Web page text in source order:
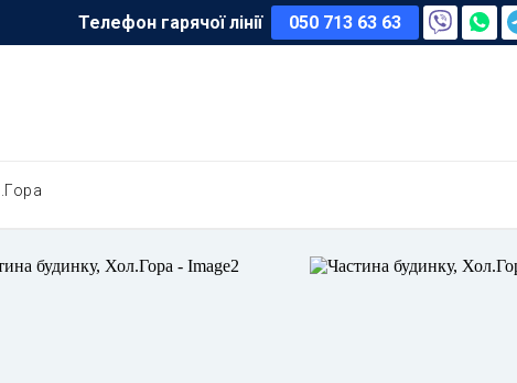
Телефон гарячої лінії 050 713 63 63